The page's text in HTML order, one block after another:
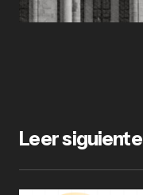
Leer siguiente